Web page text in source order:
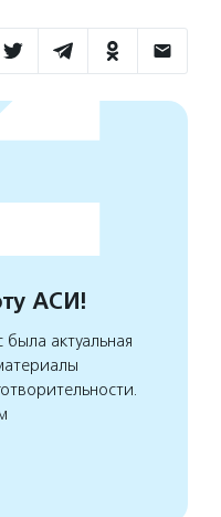
АСИ!
актуальная